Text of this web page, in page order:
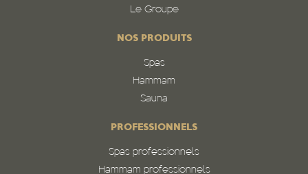
Le Groupe
NOS PRODUITS
Spas
Hammam
Sauna
PROFESSIONNELS
Spas professionnels
Hammam professionnels